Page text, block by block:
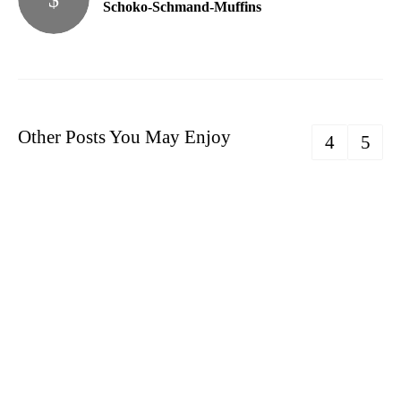
Schoko-Schmand-Muffins
Other Posts You May Enjoy